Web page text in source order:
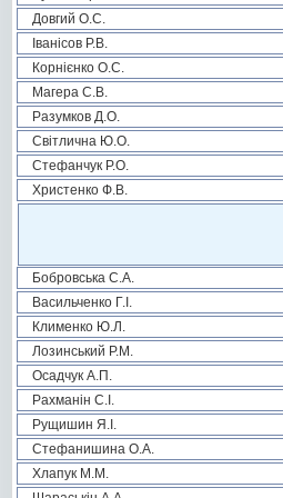
Довгий О.С.
Іванісов Р.В.
Корнієнко О.С.
Магера С.В.
Разумков Д.О.
Світлична Ю.О.
Стефанчук Р.О.
Христенко Ф.В.
Бобровська С.А.
Васильченко Г.І.
Клименко Ю.Л.
Лозинський Р.М.
Осадчук А.П.
Рахманін С.І.
Рущишин Я.І.
Стефанишина О.А.
Хлапук М.М.